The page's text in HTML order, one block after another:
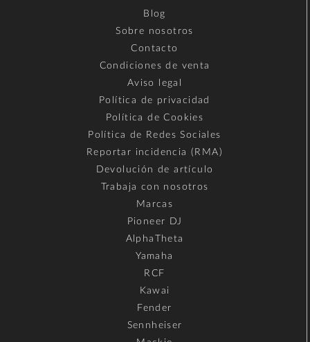
Blog
Sobre nosotros
Contacto
Condiciones de venta
Aviso legal
Política de privacidad
Política de Cookies
Política de Redes Sociales
Reportar incidencia (RMA)
Devolución de artículo
Trabaja con nosotros
Marcas
Pioneer DJ
AlphaTheta
Yamaha
RCF
Kawai
Fender
Sennheiser